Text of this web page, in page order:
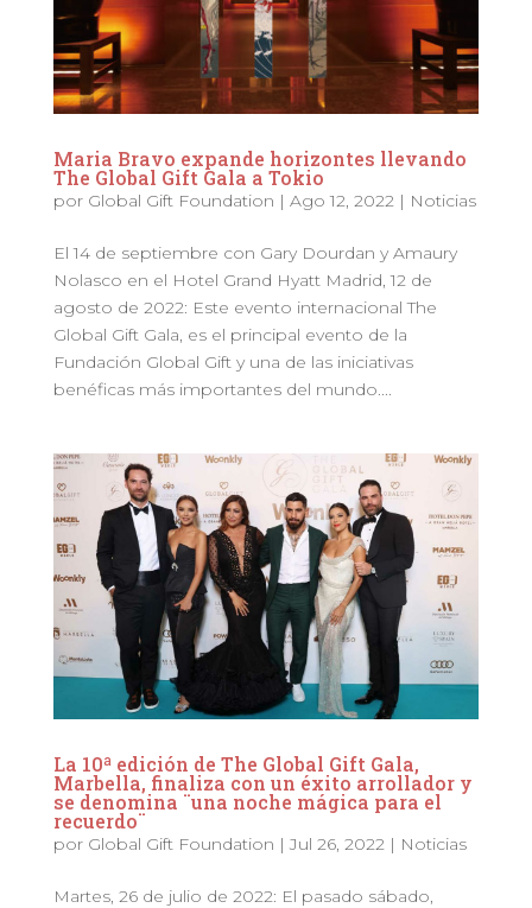
Maria Bravo expande horizontes llevando
The Global Gift Gala a Tokio
por Global Gift Foundation | Ago 12, 2022| Noticias
El 14 de septiembre con Gary Dourdan y Amaury
Nolasco en el Hotel Grand Hyatt Madrid, 12 de
agosto de 2022: Este evento internacional The
Global Gift Gala, es el principal evento de la
Fundación Global Gift y una de las iniciativas
benéficas más importantes del mundo....
La 10ª edición de The Global Gift Gala,
Marbella, finaliza con un éxito arrollador y
se denomina ¨una noche mágica para el
recuerdo¨
por Global Gift Foundation |Jul 26, 2022| Noticias
Martes, 26 de julio de 2022: El pasado sábado,